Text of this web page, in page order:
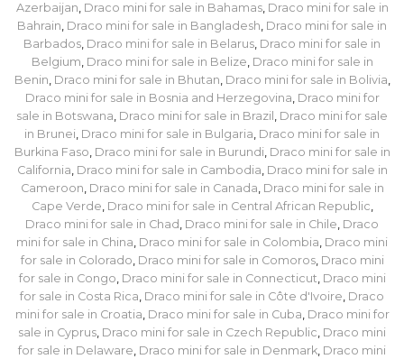
Azerbaijan, Draco mini for sale in Bahamas, Draco mini for sale in
Bahrain, Draco mini for sale in Bangladesh, Draco mini for sale in
Barbados, Draco mini for sale in Belarus, Draco mini for sale in
Belgium, Draco mini for sale in Belize, Draco mini for sale in
Benin, Draco mini for sale in Bhutan, Draco mini for sale in Bolivia,
Draco mini for sale in Bosnia and Herzegovina, Draco mini for
sale in Botswana, Draco mini for sale in Brazil , Draco mini for sale
in Brunei, Draco mini for sale in Bulgaria, Draco mini for sale in
Burkina Faso, Draco mini for sale in Burundi, Draco mini for sale in
California, Draco mini for sale in Cambodia, Draco mini for sale in
Cameroon, Draco mini for sale in Canada, Draco mini for sale in
Cape Verde, Draco mini for sale in Central African Republic,
Draco mini for sale in Chad , Draco mini for sale in Chile, Draco
mini for sale in China, Draco mini for sale in Colombia, Draco mini
for sale in Colorado, Draco mini for sale in Comoros, Draco mini
for sale in Congo, Draco mini for sale in Connecticut, Draco mini
for sale in Costa Rica, Draco mini for sale in Côte d'Ivoire, Draco
mini for sale in Croatia, Draco mini for sale in Cuba, Draco mini for
sale in Cyprus, Draco mini for sale in Czech Republic, Draco mini
for sale in Delaware, Draco mini for sale in Denmark, Draco mini